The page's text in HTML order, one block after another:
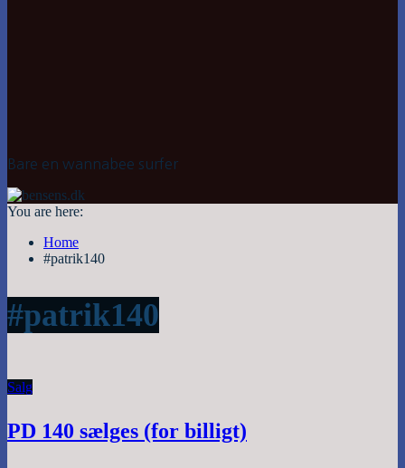
Bare en wannabee surfer
You are here:
Home
#patrik140
#patrik140
Salg
PD 140 sælges (for billigt)